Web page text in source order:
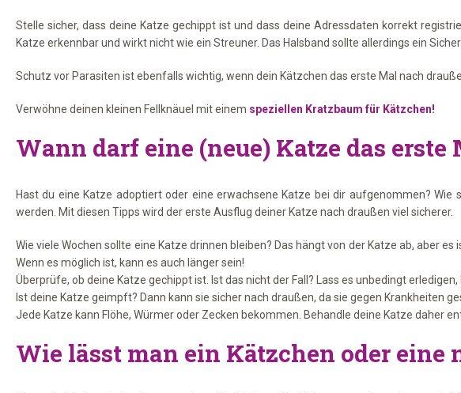
Stelle sicher, dass deine Katze gechippt ist und dass deine Adressdaten korrekt
Katze erkennbar und wirkt nicht wie ein Streuner. Das Halsband sollte allerdings ein
Schutz vor Parasiten ist ebenfalls wichtig, wenn dein Kätzchen das erste Mal nach
Verwöhne deinen kleinen Fellknäuel mit einem speziellen Kratzbaum für Kätzchen!
Wann darf eine (neue) Katze das
Hast du eine Katze adoptiert oder eine erwachsene Katze bei dir aufgenommen?
werden. Mit diesen Tipps wird der erste Ausflug deiner Katze nach draußen viel sicherer.
Wie viele Wochen sollte eine Katze drinnen bleiben? Das hängt von der Katze ab, aber
Wenn es möglich ist, kann es auch länger sein!
Überprüfe, ob deine Katze gechippt ist. Ist das nicht der Fall? Lass es unbedingt
Ist deine Katze geimpft? Dann kann sie sicher nach draußen, da sie gegen Krankheiten
Jede Katze kann Flöhe, Würmer oder Zecken bekommen. Behandle deine Katze daher
Wie lässt man ein Kätzchen oder eine